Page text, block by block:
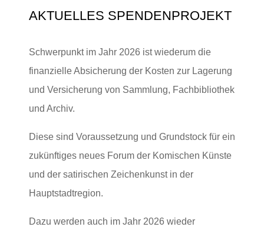
AKTUELLES SPENDENPROJEKT
Schwerpunkt im Jahr 2026 ist wiederum die
finanzielle Absicherung der Kosten zur Lagerung
und Versicherung von Sammlung, Fachbibliothek
und Archiv.
Diese sind Voraussetzung und Grundstock für ein
zukünftiges neues Forum der Komischen Künste
und der satirischen Zeichenkunst in der
Hauptstadtregion.
Dazu werden auch im Jahr 2026 wieder